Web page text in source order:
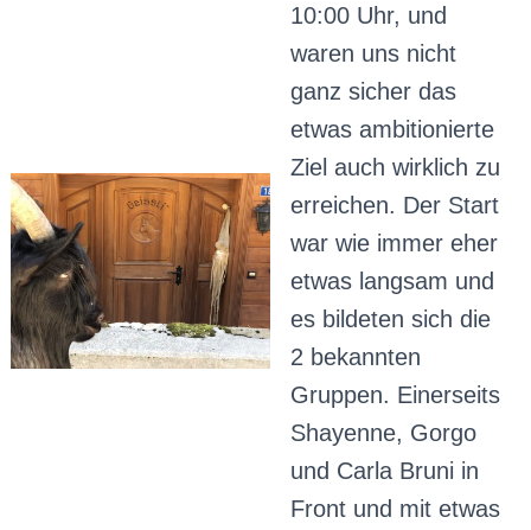
10:00 Uhr, und
waren uns nicht
ganz sicher das
etwas ambitionierte
Ziel auch wirklich zu
erreichen. Der Start
war wie immer eher
etwas langsam und
es bildeten sich die
2 bekannten
Gruppen. Einerseits
Shayenne, Gorgo
und Carla Bruni in
Front und mit etwas